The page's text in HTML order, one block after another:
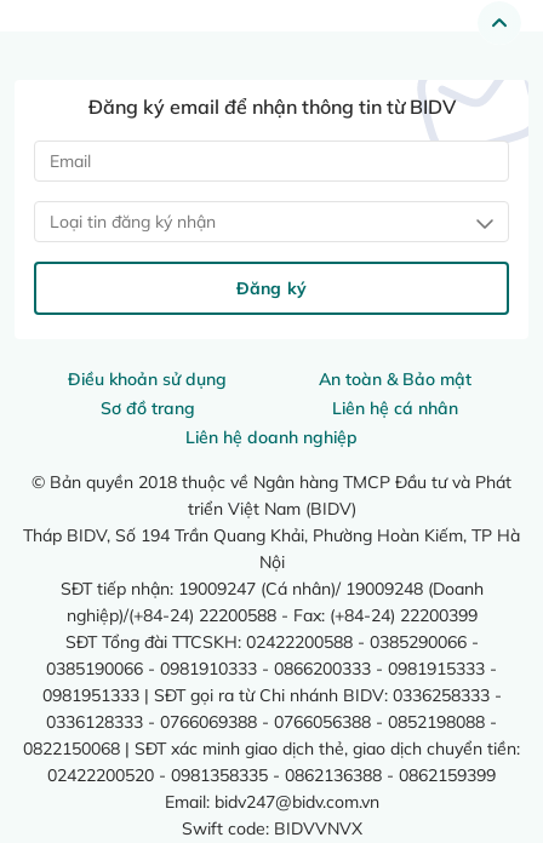
Điều khoản sử dụng
An toàn & Bảo mật
Sơ đồ trang
Liên hệ cá nhân
Liên hệ doanh nghiệp
© Bản quyền 2018 thuộc về Ngân hàng TMCP Đầu tư và Phát
triển Việt Nam (BIDV)
Tháp BIDV, Số 194 Trần Quang Khải, Phường Hoàn Kiếm, TP Hà
Nội
SĐT tiếp nhận: 19009247 (Cá nhân)/ 19009248 (Doanh
nghiệp)/(+84-24) 22200588 - Fax: (+84-24) 22200399
SĐT Tổng đài TTCSKH: 02422200588 - 0385290066 -
0385190066 - 0981910333 - 0866200333 - 0981915333 -
0981951333 | SĐT gọi ra từ Chi nhánh BIDV: 0336258333 -
0336128333 - 0766069388 - 0766056388 - 0852198088 -
0822150068 | SĐT xác minh giao dịch thẻ, giao dịch chuyển tiền:
02422200520 - 0981358335 - 0862136388 - 0862159399
Email: bidv247@bidv.com.vn
Swift code: BIDVVNVX
Đăng ký email để nhận thông tin từ BIDV
Loại tin đăng ký nhận
Đăng ký